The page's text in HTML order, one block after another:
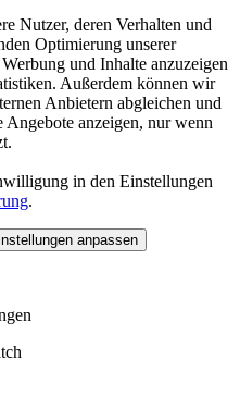
Nutzer, deren Verhalten und
Optimierung unserer
und Inhalte anzuzeigen
Außerdem können wir
Anbietern abgleichen und
anzeigen, nur wenn
in den Einstellungen
.
anpassen